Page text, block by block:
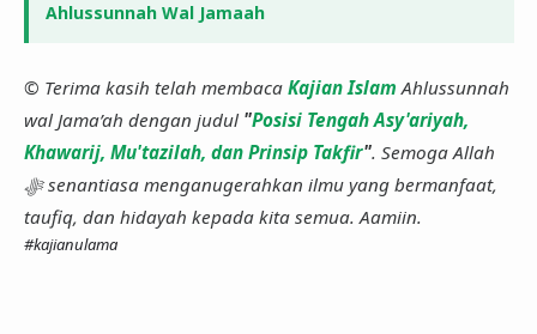
Ahlussunnah Wal Jamaah
© Terima kasih telah membaca Kajian Islam Ahlussunnah
wal Jama’ah dengan judul "Posisi Tengah Asy'ariyah,
Khawarij, Mu'tazilah, dan Prinsip Takfir". Semoga Allah
ﷻ senantiasa menganugerahkan ilmu yang bermanfaat,
taufiq, dan hidayah kepada kita semua. Aamiin.
#kajianulama